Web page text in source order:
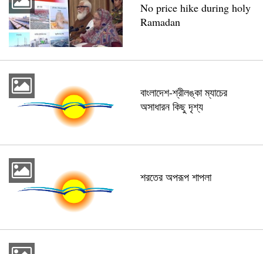
No price hike during holy
Ramadan
বাংলাদেশ-শ্রীলঙ্কা ম্যাচের
অসাধারন কিছু দৃশ্য
শরতের অপরূপ শাপলা